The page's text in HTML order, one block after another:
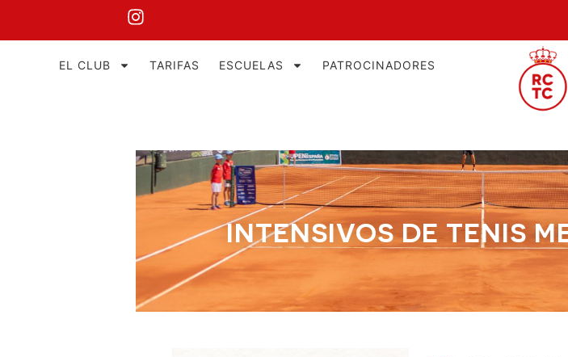
EL CLUB TARIFAS ESCUELAS PATROCINADORES
INTENSIVOS DE TENIS